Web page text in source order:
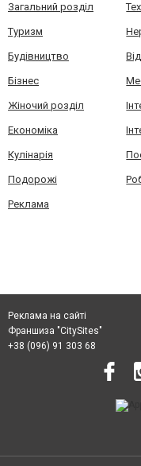
Загальний розділ
Туризм
Будівництво
Бізнес
Жіночий розділ
Економіка
Кулінарія
Подорожі
Реклама
Реклама на сайті
Франшиза "CitySites"
+38 (096) 91 303 68